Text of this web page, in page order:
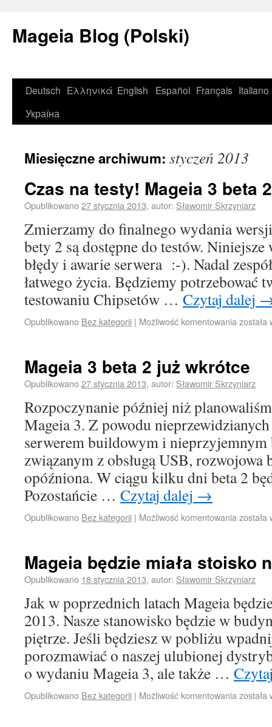
Mageia Blog (Polski)
Deutsch Ελληνικά English Español Français Italiano
Україна
Miesięczne archiwum: styczeń 2013
Czas na testy! Mageia 3 beta
Opublikowano27 stycznia 2013, autor: Sławomir Skrzyniarz
Zmierzamy do finalnego wydania
bety 2 są dostępne do testów.
błędy i awarie serwera :-). Nadal
łatwego życia. Będziemy potrzebować
testowaniu Chipsetów … Czytaj dalej
Opublikowano Bez kategorii | Możliwość komentowania została
Mageia 3 beta 2 już wkrótce
Opublikowano27 stycznia 2013, autor: Sławomir Skrzyniarz
Rozpoczynanie później niż
Mageia 3. Z powodu
serwerem buildowym i nieprzyjemnym
związanym z obsługą USB, rozwojowa
opóźniona. W ciągu kilku dni beta 2
Pozostańcie … Czytaj dalej →
Opublikowano Bez kategorii | Możliwość komentowania została
Mageia będzie miała stoisko
Opublikowano 18 stycznia 2013, autor: Sławomir Skrzyniarz
Jak w poprzednich latach Mageia
2013. Nasze stanowisko będzie w
piętrze. Jeśli będziesz w pobliżu
porozmawiać o naszej ulubionej
o wydaniu Mageia 3, ale także …
Opublikowano Bez kategorii | Możliwość komentowania została